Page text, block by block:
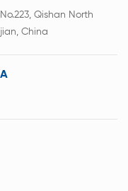
Qishan North
China